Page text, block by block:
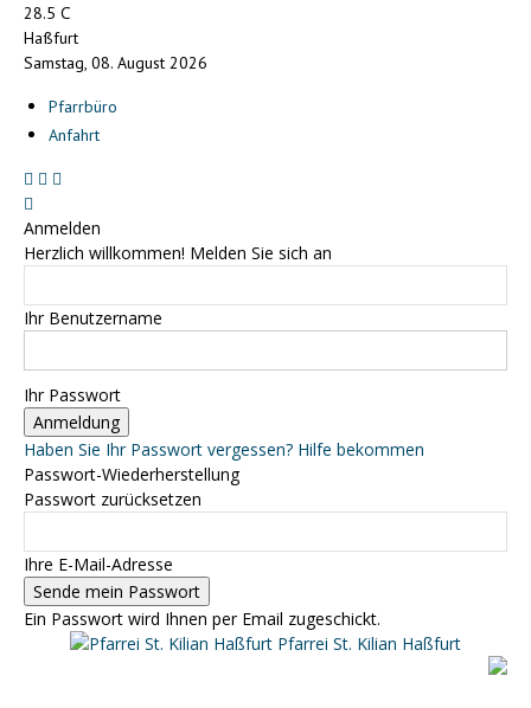
28.5 C
Haßfurt
Samstag, 08. August 2026
Pfarrbüro
Anfahrt
Anmelden
Herzlich willkommen! Melden Sie sich an
Ihr Benutzername
Ihr Passwort
Haben Sie Ihr Passwort vergessen? Hilfe bekommen
Passwort-Wiederherstellung
Passwort zurücksetzen
Ihre E-Mail-Adresse
Ein Passwort wird Ihnen per Email zugeschickt.
Pfarrei St. Kilian Haßfurt